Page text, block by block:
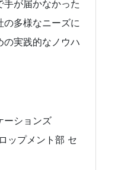
が届かなかった
多様なニーズに
の実践的なノウハ
ーションズ
ップメント部 セ